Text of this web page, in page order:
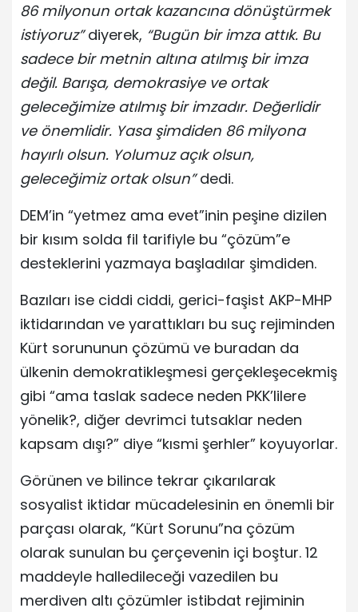
86 milyonun ortak kazancına dönüştürmek
istiyoruz”diyerek, “Bugün bir imza attık. Bu
sadece bir metnin altına atılmış bir imza
değil. Barışa, demokrasiye ve ortak
geleceğimize atılmış bir imzadır. Değerlidir
ve önemlidir. Yasa şimdiden 86 milyona
hayırlı olsun. Yolumuz açık olsun,
geleceğimiz ortak olsun”dedi.
DEM’in “yetmez ama evet”inin peşine dizilen
bir kısım solda fil tarifiyle bu “çözüm”e
desteklerini yazmaya başladılar şimdiden.
Bazıları ise ciddi ciddi, gerici-faşist AKP-MHP
iktidarından ve yarattıkları bu suç rejiminden
Kürt sorununun çözümü ve buradan da
ülkenin demokratikleşmesi gerçekleşecekmiş
gibi “ama taslak sadece neden PKK’lilere
yönelik?, diğer devrimci tutsaklar neden
kapsam dışı?” diye “kısmi şerhler” koyuyorlar.
Görünen ve bilince tekrar çıkarılarak
sosyalist iktidar mücadelesinin en önemli bir
parçası olarak, “Kürt Sorunu”na çözüm
olarak sunulan bu çerçevenin içi boştur. 12
maddeyle halledileceği vazedilen bu
merdiven altı çözümler istibdat rejiminin